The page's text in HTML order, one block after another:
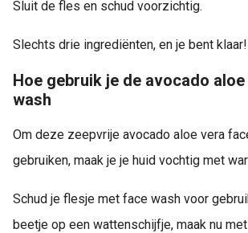
Sluit de fles en schud voorzichtig.
Slechts drie ingrediënten, en je bent klaar!
Hoe gebruik je de avocado
wash
Om deze zeepvrije avocado aloe vera
gebruiken, maak je je huid vochtig met
Schud je flesje met face wash voor
beetje op een wattenschijfje, maak nu